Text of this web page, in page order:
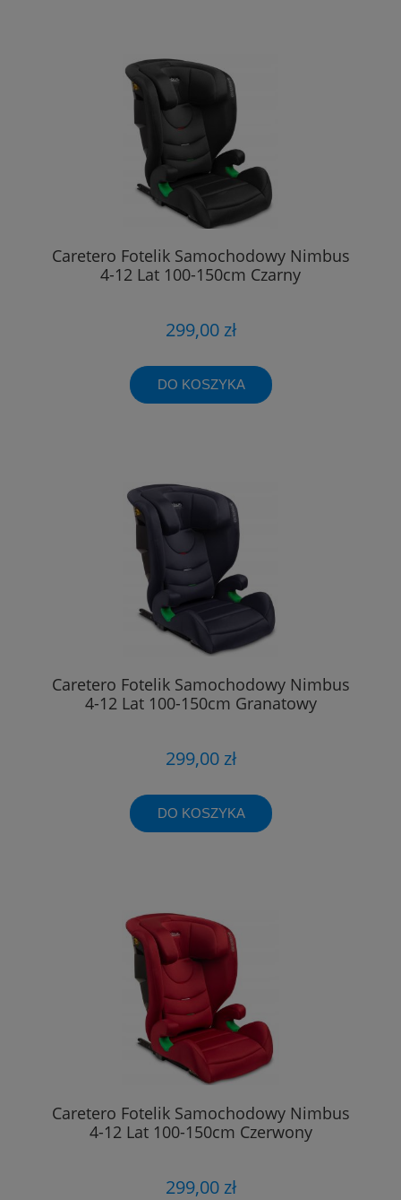
Caretero Fotelik Samochodowy Nimbus
4-12 Lat 100-150cm Czarny
299,00 zł
DO KOSZYKA
Caretero Fotelik Samochodowy Nimbus
4-12 Lat 100-150cm Granatowy
299,00 zł
DO KOSZYKA
Caretero Fotelik Samochodowy Nimbus
4-12 Lat 100-150cm Czerwony
299,00 zł